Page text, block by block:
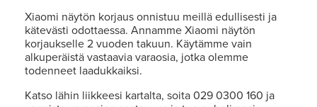
Xiaomi näytön korjaus onnistuu meillä edullisesti ja
kätevästi odottaessa. Annamme Xiaomi näytön
korjaukselle 2 vuoden takuun. Käytämme vain
alkuperäistä vastaavia varaosia, jotka olemme
todenneet laadukkaiksi.
Katso lähin liikkeesi kartalta, soita 029 0300 160 ja